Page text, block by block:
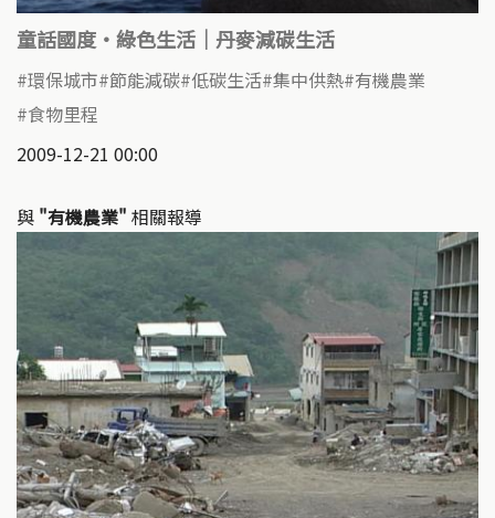
童話國度‧綠色生活｜丹麥減碳生活
環保城市 節能減碳 低碳生活 集中供熱 有機農業
食物里程
2009-12-21 00:00
與 "有機農業" 相關報導